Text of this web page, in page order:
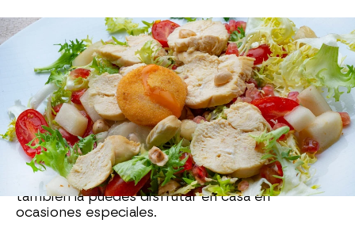
Ensalada de tomate y
burratina con pesto
Laensalada de tomate y burratinase ha puesto
de moda. Ahora la encuentras en muchos
restaurantes, y siguiendo los pasos de Arguiñano
también la puedes disfrutar en casa en
ocasiones especiales.